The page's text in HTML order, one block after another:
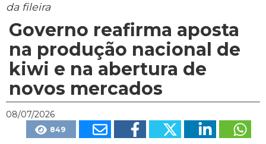
da fileira
Governo reafirma aposta
na produção nacional de
kiwi e na abertura de
novos mercados
08/07/2026
849